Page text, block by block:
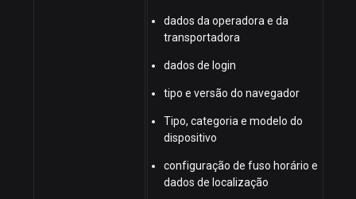
dados da operadora e da
transportadora
dados de login
tipo e versão do navegador
Tipo, categoria e modelo do
dispositivo
configuração de fuso horário e
dados de localização